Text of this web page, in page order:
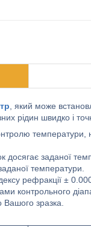
, який може
рідин швидко і
температури,
досягає заданої
температури.
рефракції ±
контрольного
Вашого зразка.